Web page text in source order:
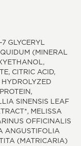
GLYCERYL
(MINERAL
CITRIC ACID,
SINENSIS LEAF
MELISSA
OFFICINALIS
ANGUSTIFOLIA
(MATRICARIA)